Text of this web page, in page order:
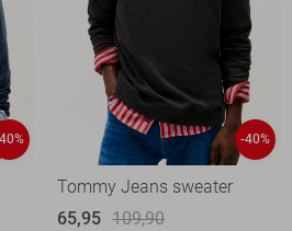
-40%
Tommy Jeans sweater
65,95 109,90